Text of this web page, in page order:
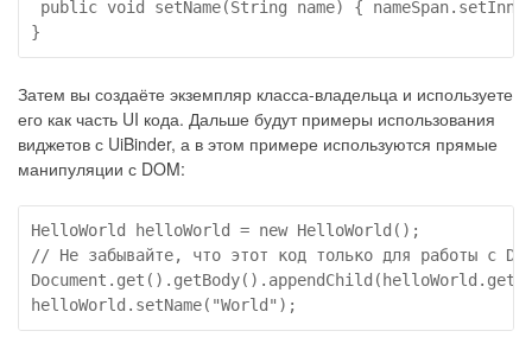
public void setName(String name) {
}
Затем вы создаёте экземпляр класса-владельца и используете
его как часть UI кода. Дальше будут примеры использования
виджетов с UiBinder, а в этом примере используются прямые
манипуляции с DOM:
HelloWorld helloWorld = new HelloWorld();
// Не забывайте, что этот код только для работы с
helloWorld.setName("World");